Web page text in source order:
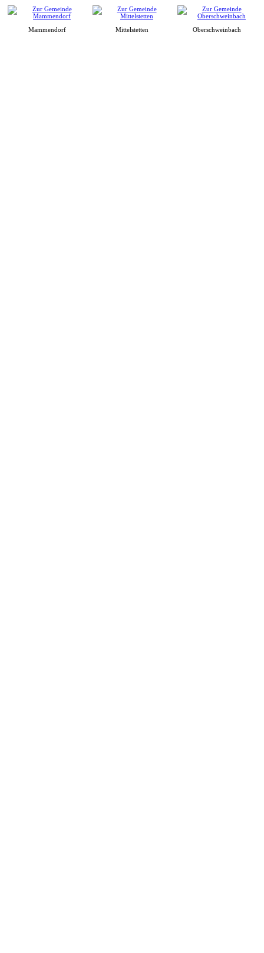
Mammendorf Mittelstetten Oberschweinbach